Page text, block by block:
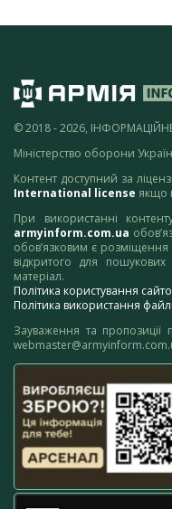
© 2018 - 2026,
Міністерство оборони
Контент доступний за
International license якщо
При використанні
armyinform.com.ua
обов’язковим є
відкритого для
матеріал.
Політика користування
Політика використання
Зауваження та пропозиції